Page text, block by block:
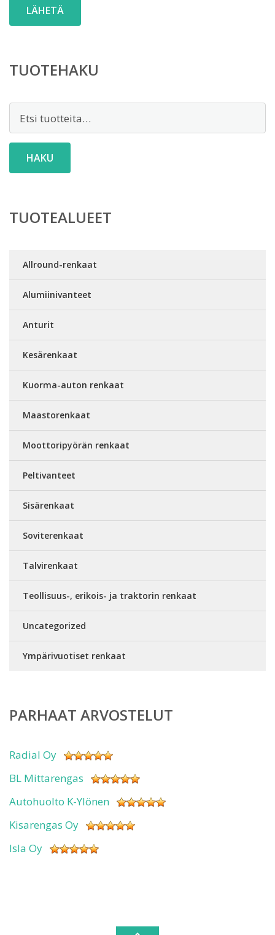
TUOTEHAKU
HAKU
TUOTEALUEET
Allround-renkaat
Alumiinivanteet
Anturit
Kesärenkaat
Kuorma-auton renkaat
Maastorenkaat
Moottoripyörän renkaat
Peltivanteet
Sisärenkaat
Soviterenkaat
Talvirenkaat
Teollisuus-, erikois- ja traktorin renkaat
Uncategorized
Ympärivuotiset renkaat
PARHAAT ARVOSTELUT
Radial Oy
BL Mittarengas
Autohuolto K-Ylönen
Kisarengas Oy
Isla Oy